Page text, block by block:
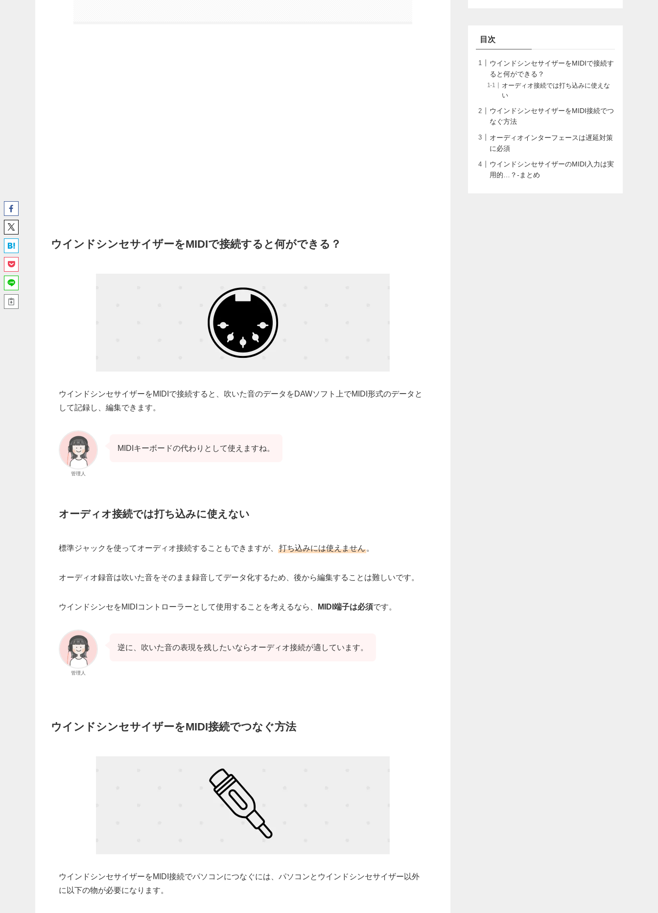
ウインドシンセサイザーをMIDIで接続すると何ができる？
ウインドシンセサイザーをMIDIで接続すると、吹いた音のデータをDAWソフト上でMIDI形式のデータと
して記録し、 編集できます。
管理人
MIDIキーボードの代わりとして使えますね。
オーディオ接続では打ち込みに使えない
標準ジャックを使ってオーディオ接続することもできますが、 打ち込みには使えません 。
オーディオ録音は吹いた音をそのまま録音してデータ化するため、後から編集することは難しいです。
ウインドシンセをMIDIコントローラーとして使用することを考えるなら、 MIDI端子は必須です。
管理人
逆に、吹いた音の表現を残したいならオーディオ接続が適しています。
ウインドシンセサイザーをMIDI接続でつなぐ方法
ウインドシンセサイザーをMIDI接続でパソコンにつなぐには、パソコンとウインドシンセサイザー以外
に以下の物が必要になります。
目次
ウインドシンセサイザーをMIDIで接続す
ると何ができる？
オーディオ接続では打ち込みに使えな
い
ウインドシンセサイザーをMIDI接続でつ
なぐ方法
オーディオインターフェースは遅延対策
に必須
ウインドシンセサイザーのMIDI入力は実
用的…？-まとめ